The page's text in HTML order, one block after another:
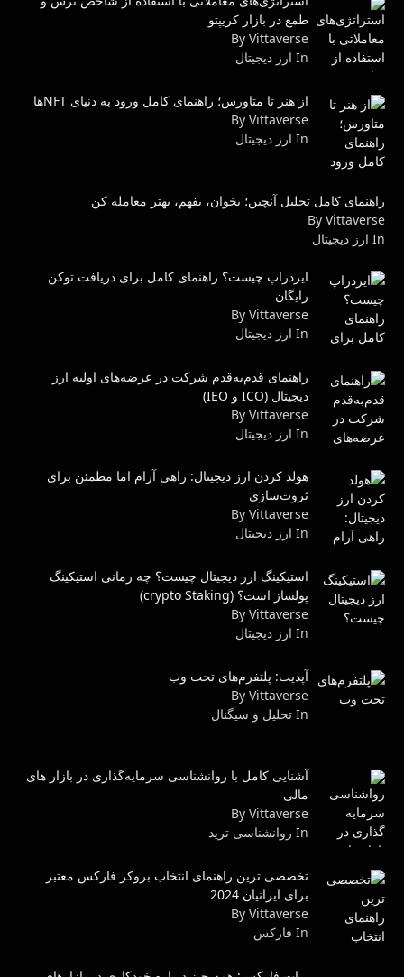
طمع در بازار کریپتو
By Vittaverse
In ارز دیجیتال
از هنر تا متاورس؛ راهنمای کامل ورود به دنیای NFTها
By Vittaverse
In ارز دیجیتال
راهنمای کامل تحلیل آنچین؛ بخوان، بفهم، بهتر معامله کن
By Vittaverse
In ارز دیجیتال
ایردراپ چیست؟ راهنمای کامل برای دریافت توکن
رایگان
By Vittaverse
In ارز دیجیتال
راهنمای قدم‌به‌قدم شرکت در عرضه‌های اولیه ارز
دیجیتال (ICO و IEO)
By Vittaverse
In ارز دیجیتال
هولد کردن ارز دیجیتال: راهی آرام اما مطمئن برای
ثروت‌سازی
By Vittaverse
In ارز دیجیتال
استیکینگ ارز دیجیتال چیست؟ چه زمانی استیکینگ
پولساز است؟ (crypto Staking)
By Vittaverse
In ارز دیجیتال
آپدیت: پلتفرم‌های تحت وب
By Vittaverse
In تحلیل و سیگنال
آشنایی کامل با روانشناسی سرمایه‌گذاری در بازار های
مالی
By Vittaverse
In روانشناسى ترید
تخصصی ترین راهنمای انتخاب بروکر فارکس معتبر
برای ایرانیان 2024
By Vittaverse
In فاركس